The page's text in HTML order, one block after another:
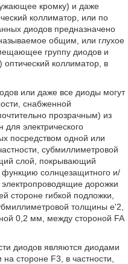
кромку) и даже
коллиматор, или по
диодов предназначено
общим, или глухое
группу диодов и
коллиматор, в
или даже все диоды могут
снабженной
прозрачным) из
электрического
посредством одной или
субмиллиметровой
слой, покрывающий
солнцезащитного и/
дорожки
стороне гибкой подложки,
толщины e'2,
0,2 мм, между стороной FA
диодов являются диодами
стороне F3, в частности,